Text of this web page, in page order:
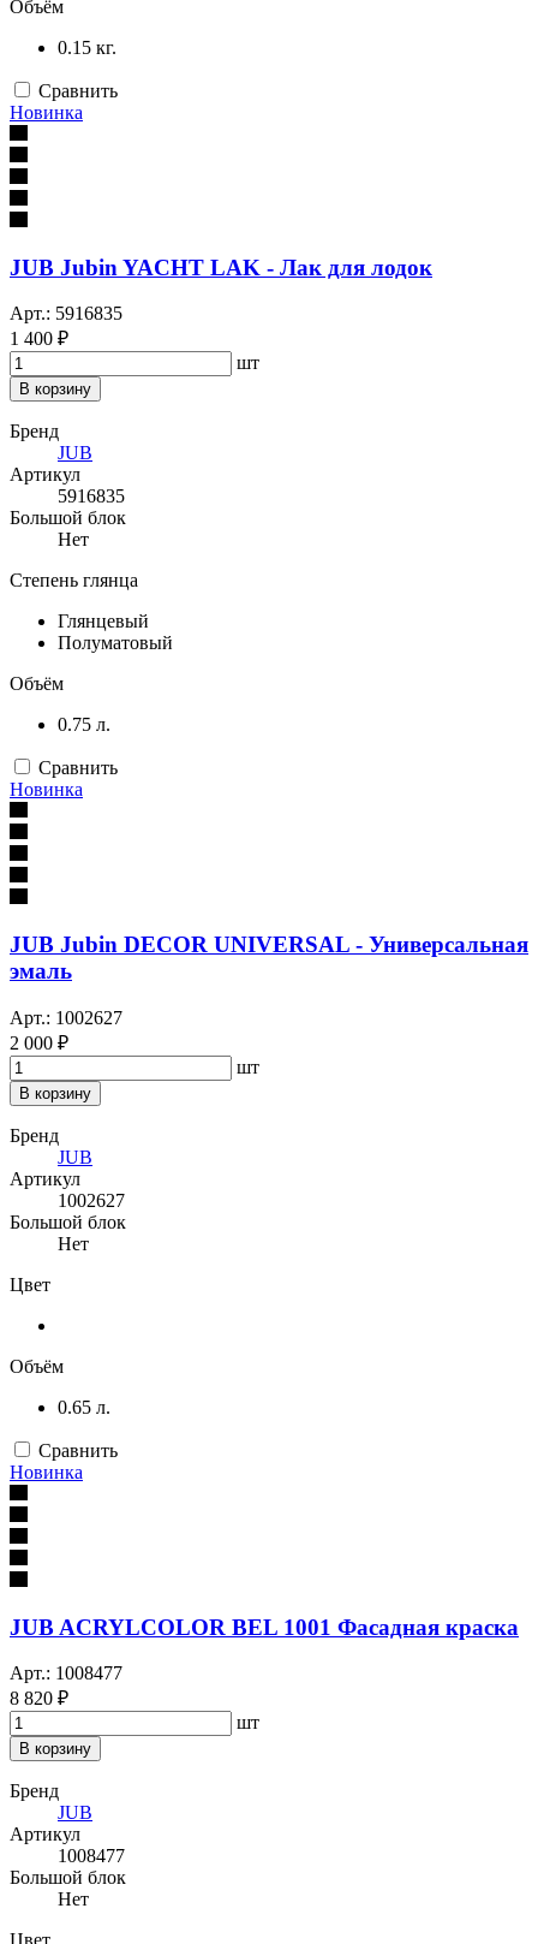
Объём
0.15 кг.
Сравнить
Новинка
JUB Jubin YACHT LAK - Лак для лодок
Арт.: 5916835
1 400 ₽
шт
В корзину
Бренд
JUB
Артикул
5916835
Большой блок
Нет
Степень глянца
Глянцевый
Полуматовый
Объём
0.75 л.
Сравнить
Новинка
JUB Jubin DECOR UNIVERSAL - Универсальная
эмаль
Арт.: 1002627
2 000 ₽
шт
В корзину
Бренд
JUB
Артикул
1002627
Большой блок
Нет
Цвет
Объём
0.65 л.
Сравнить
Новинка
JUB ACRYLCOLOR BEL 1001 Фасадная краска
Арт.: 1008477
8 820 ₽
шт
В корзину
Бренд
JUB
Артикул
1008477
Большой блок
Нет